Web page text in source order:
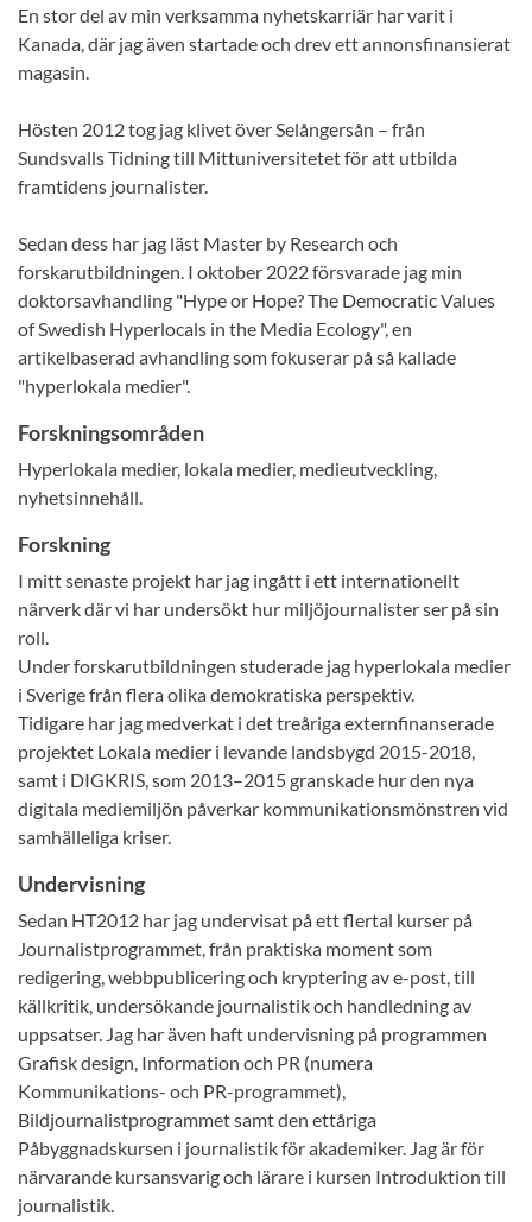
En stor del av min verksamma nyhetskarriär har varit i
Kanada, där jag även startade och drev ett annonsfinansierat
magasin.
Hösten 2012 tog jag klivet över Selångersån – från
Sundsvalls Tidning till Mittuniversitetet för att utbilda
framtidens journalister.
Sedan dess har jag läst Master by Research och
forskarutbildningen. I oktober 2022 försvarade jag min
doktorsavhandling "Hype or Hope? The Democratic Values
of Swedish Hyperlocals in the Media Ecology", en
artikelbaserad avhandling som fokuserar på så kallade
"hyperlokala medier".
Forskningsområden
Hyperlokala medier, lokala medier, medieutveckling,
nyhetsinnehåll.
Forskning
I mitt senaste projekt har jag ingått i ett internationellt
närverk där vi har undersökt hur miljöjournalister ser på sin
roll.
Under forskarutbildningen studerade jag hyperlokala medier
i Sverige från flera olika demokratiska perspektiv.
Tidigare har jag medverkat i det treåriga externfinanserade
projektet Lokala medier i levande landsbygd 2015-2018,
samt i DIGKRIS, som 2013–2015 granskade hur den nya
digitala mediemiljön påverkar kommunikationsmönstren vid
samhälleliga kriser.
Undervisning
Sedan HT2012 har jag undervisat på ett flertal kurser på
Journalistprogrammet, från praktiska moment som
redigering, webbpublicering och kryptering av e-post, till
källkritik, undersökande journalistik och handledning av
uppsatser. Jag har även haft undervisning på programmen
Grafisk design, Information och PR (numera
Kommunikations- och PR-programmet),
Bildjournalistprogrammet samt den ettåriga
Påbyggnadskursen i journalistik för akademiker. Jag är för
närvarande kursansvarig och lärare i kursen Introduktion till
journalistik.